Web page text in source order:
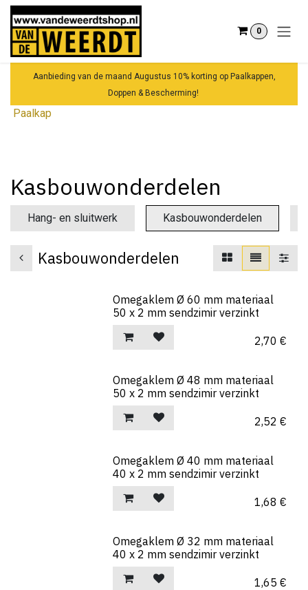
Overslaan naar inhoud
0
Aanbieding van de maand Augustus 10% korting op Paalkappen,
Doppen & Bescherming!
Paalkap
Kasbouwonderdelen
Hang- en sluitwerk Kasbouwonderdelen
Kasbouwonderdelen
Omegaklem Ø 60 mm materiaal
50 x 2 mm sendzimir verzinkt
2,70 €
Omegaklem Ø 48 mm materiaal
50 x 2 mm sendzimir verzinkt
2,52 €
Omegaklem Ø 40 mm materiaal
40 x 2 mm sendzimir verzinkt
1,68 €
Omegaklem Ø 32 mm materiaal
40 x 2 mm sendzimir verzinkt
1,65 €